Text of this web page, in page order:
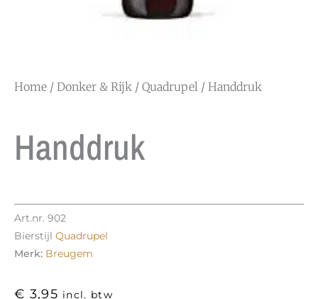
Home / Donker & Rijk / Quadrupel / Handdruk
Handdruk
Art.nr. 902
Bierstijl Quadrupel
Merk: Breugem
€ 3,95 incl. btw